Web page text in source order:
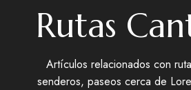
Rutas
Artículos relacionados con
senderos, paseos cerca de